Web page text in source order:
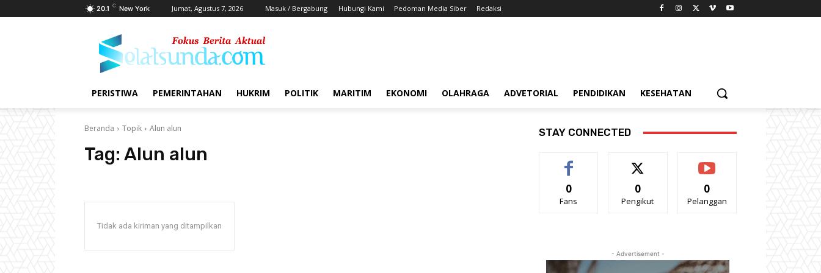
20.1 C New York Jumat, Agustus 7, 2026 Masuk / Bergabung Hubungi Kami Pedoman Media Siber Redaksi
PERISTIWA PEMERINTAHAN HUKRIM POLITIK MARITIM EKONOMI OLAHRAGA ADVETORIAL PENDIDIKAN KESEHATAN
Beranda Topik Alun alun
Tag: Alun alun
Tidak ada kiriman yang ditampilkan
STAY CONNECTED
0
Fans
0
Pengikut
0
Pelanggan
- Advertisement -